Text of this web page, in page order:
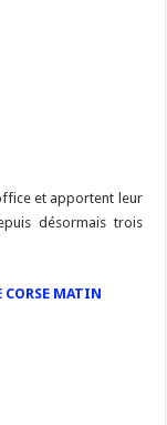
et apportent leur
désormais trois
CORSE MATIN